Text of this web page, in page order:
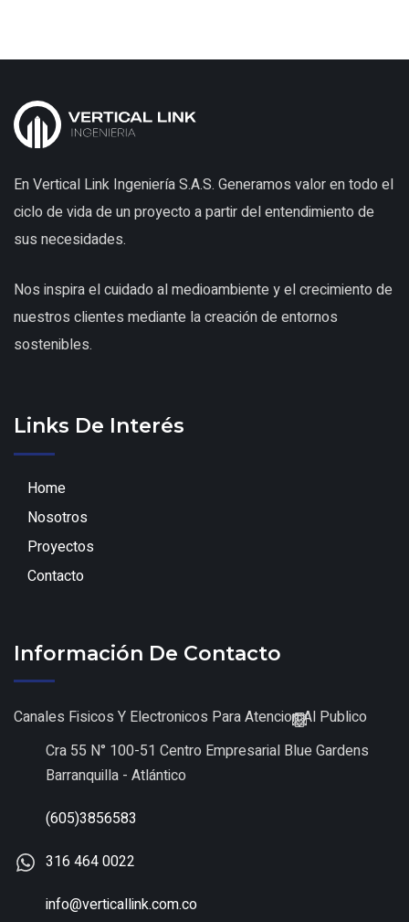
En Vertical Link Ingeniería S.A.S. Generamos valor en todo el
ciclo de vida de un proyecto a partir del entendimiento de
sus necesidades.
Nos inspira el cuidado al medioambiente y el crecimiento de
nuestros clientes mediante la creación de entornos
sostenibles.
Links De Interés
Home
Nosotros
Proyectos
Contacto
Información De Contacto
Canales Fisicos Y Electronicos Para Atencion Al Publico
Cra 55 N° 100-51 Centro Empresarial Blue Gardens
Barranquilla - Atlántico
(605)3856583
316 464 0022
info@verticallink.com.co